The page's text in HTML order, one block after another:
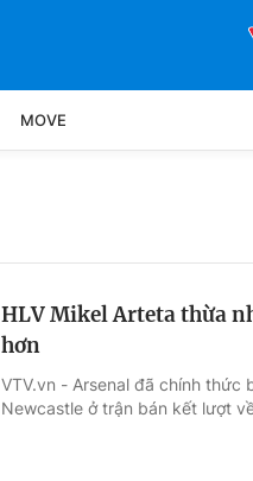
MOVE
HLV Mikel Arteta thừa
hơn
VTV.vn - Arsenal đã chính thức
Newcastle ở trận bán kết lượt